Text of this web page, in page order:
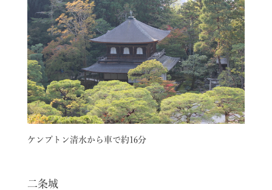
ケンプトン清水から車で約16分
二条城